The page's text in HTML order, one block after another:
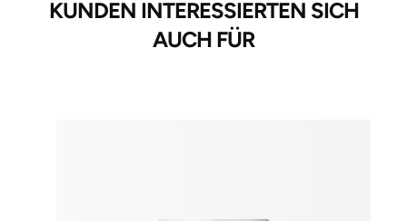
KUNDEN INTERESSIERTEN SICH
AUCH FÜR